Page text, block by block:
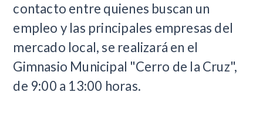
contacto entre quienes buscan un
empleo y las principales empresas del
mercado local, se realizará en el
Gimnasio Municipal "Cerro de la Cruz",
de 9:00 a 13:00 horas.